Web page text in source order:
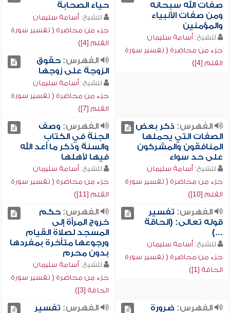
صفات الله سبحانه
ومن صفات الأنبياء
والمؤمنين
للشيخ: أسامة سليمان
جزء من محاضرة ( تفسير سورة
القلم [4])
حياء الصحابة
للشيخ: أسامة سليمان
جزء من محاضرة ( تفسير سورة
القلم [4])
الفهرس:حقوق
الزوجة على زوجها
للشيخ: أسامة سليمان
جزء من محاضرة ( تفسير سورة
القلم [7])
الفهرس: ذكر بعض
الصفات التي يحملها
المنافقون والمشركون
على حد سواء
للشيخ: أسامة سليمان
جزء من محاضرة ( تفسير سورة
القلم [10])
الفهرس: وصف
الجنة في الكتاب
والسنة وذكر ما أعد الله
فيها لأهلها
للشيخ: أسامة سليمان
جزء من محاضرة ( تفسير سورة
القلم [11])
الفهرس: تفسير
قوله تعالى: (الحاقة
...)
للشيخ: أسامة سليمان
جزء من محاضرة ( تفسير سورة
الحاقة [1])
الفهرس:حكم
خروج المرأة إلى
المسجد لصلاة القيام
ورجوعها متأخرة بمفردها
بدون محرم
للشيخ: أسامة سليمان
جزء من محاضرة ( تفسير سورة
الحاقة [3])
الفهرس: ضرورة
الفهرس: تفسير